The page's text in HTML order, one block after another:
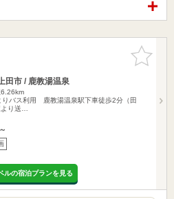
お気に入
りに追加
田市 / 鹿教湯温泉
6.26km
りバス利用 鹿教湯温泉駅下車徒歩2分（田
り送…
ルの宿泊プランを見る